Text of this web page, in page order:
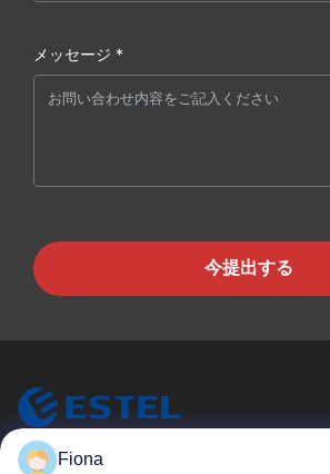
メッセージ *
今提出する
ESTEL (GUANGDONG)
Fiona